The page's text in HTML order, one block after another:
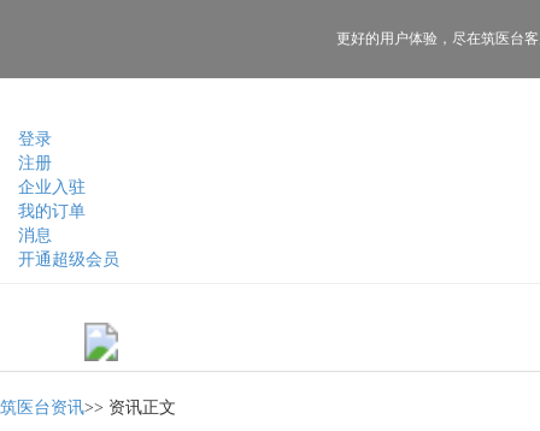
登录
注册
企业入驻
我的订单
消息
开通超级会员
更好的用户体验， 尽在筑医台
筑医台资讯>> 资讯正文